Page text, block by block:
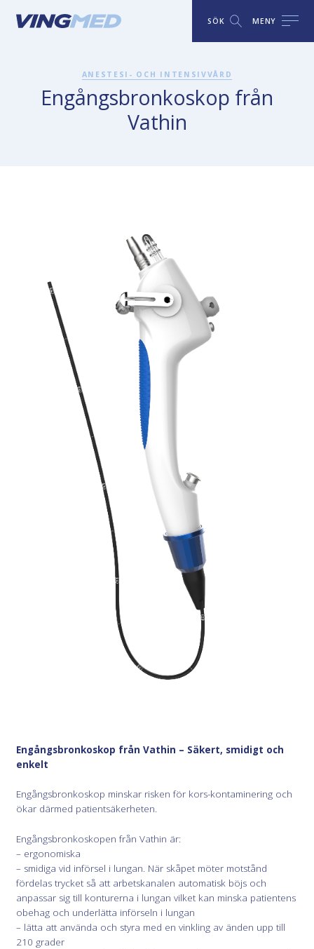
SÖK MENY
ANESTESI- OCH INTENSIVVÅRD
Engångsbronkoskop från
Vathin
Engångsbronkoskop från Vathin – Säkert, smidigt och
enkelt
Engångsbronkoskop minskar risken för kors-kontaminering och
ökar därmed patientsäkerheten.
Engångsbronkoskopen från Vathin är:
– ergonomiska
– smidiga vid införsel i lungan. När skåpet möter motstånd
fördelas trycket så att arbetskanalen automatisk böjs och
anpassar sig till konturerna i lungan vilket kan minska patientens
obehag och underlätta införseln i lungan
– lätta att använda och styra med en vinkling av änden upp till
210 grader